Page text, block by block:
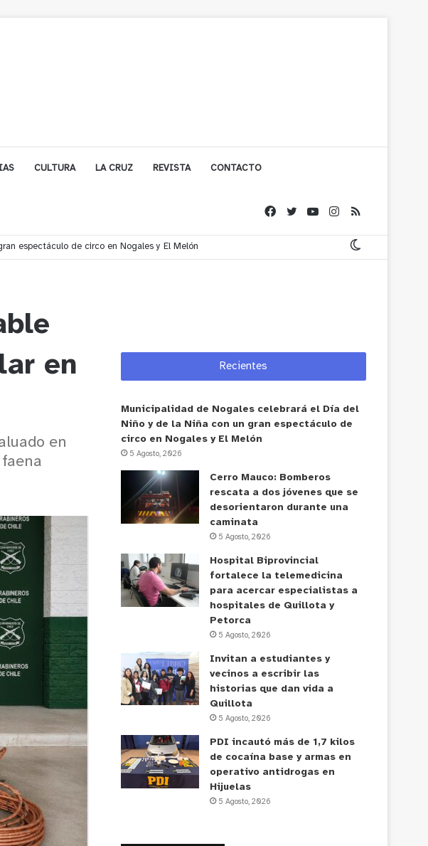
CULTURA LA CRUZ REVISTA CONTACTO
espectáculo de circo en Nogales y El Melón
en
en
Recientes
Municipalidad de Nogales celebrará el Día del
Niño y de la Niña con un gran espectáculo de
circo en Nogales y El Melón
5 Agosto, 2026
Cerro Mauco: Bomberos
rescata a dos jóvenes que se
desorientaron durante una
caminata
5 Agosto, 2026
Hospital Biprovincial
fortalece la telemedicina
para acercar especialistas a
hospitales de Quillota y
Petorca
5 Agosto, 2026
Invitan a estudiantes y
vecinos a escribir las
historias que dan vida a
Quillota
5 Agosto, 2026
PDI incautó más de 1,7 kilos
de cocaína base y armas en
operativo antidrogas en
Hijuelas
5 Agosto, 2026